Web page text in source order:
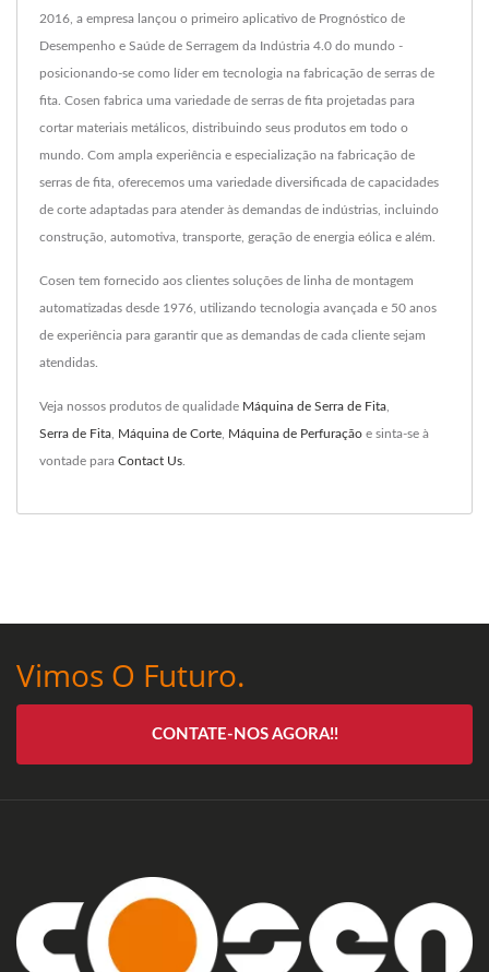
2016, a empresa lançou o primeiro aplicativo de Prognóstico de
Desempenho e Saúde de Serragem da Indústria 4.0 do mundo -
posicionando-se como líder em tecnologia na fabricação de serras de
fita. Cosen fabrica uma variedade de serras de fita projetadas para
cortar materiais metálicos, distribuindo seus produtos em todo o
mundo. Com ampla experiência e especialização na fabricação de
serras de fita, oferecemos uma variedade diversificada de capacidades
de corte adaptadas para atender às demandas de indústrias, incluindo
construção, automotiva, transporte, geração de energia eólica e além.
Cosen tem fornecido aos clientes soluções de linha de montagem
automatizadas desde 1976, utilizando tecnologia avançada e 50 anos
de experiência para garantir que as demandas de cada cliente sejam
atendidas.
Veja nossos produtos de qualidade Máquina de Serra de Fita
Serra de Fita Máquina de Corte Máquina de Perfuração e sinta-se à
vontade para Contact Us
Vimos O Futuro.
CONTATE-NOS AGORA!!